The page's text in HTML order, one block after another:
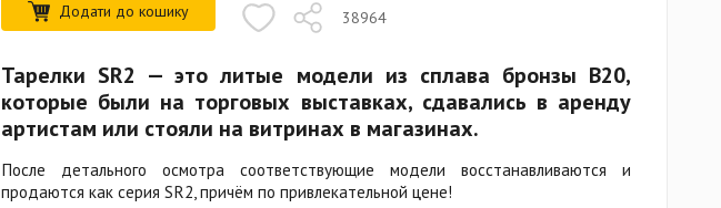
Додати до кошику 38964
Тарелки SR2 — это литые модели из сплава бронзы B20,
которые были на торговых выставках, сдавались в аренду
артистам или стояли на витринах в магазинах.
После детального осмотра соответствующие модели восстанавливаются и
продаются как серия SR2, причём по привлекательной цене!